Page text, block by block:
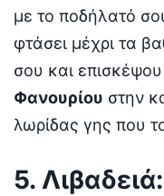
με το ποδήλατό
φτάσει μέχρι τα
σου και επισκέψου
Φανουρίου στην
λωρίδας γης που
5.